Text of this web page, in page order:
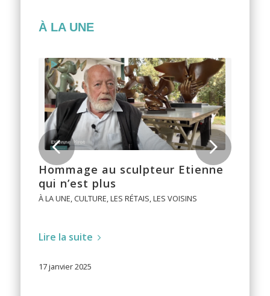
À LA UNE
Hommage au sculpteur Etienne
qui n’est plus
À LA UNE, CULTURE,LES RÉTAIS,LES VOISINS
Lire la suite
17 janvier 2025
Suivant